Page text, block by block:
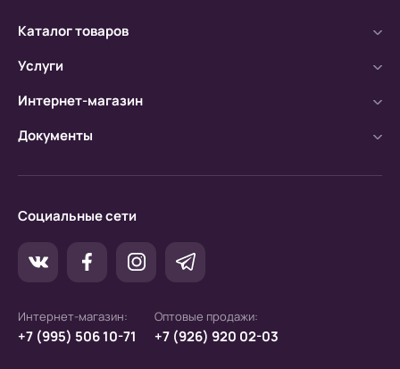
а) Оплата производится с помощью мобильного
Каталог товаров
Услуги
Интернет-магазин
Документы
Социальные сети
Интернет-магазин:
+7 (995) 506 10-71
Оптовые продажи:
+7 (926) 920 02-03